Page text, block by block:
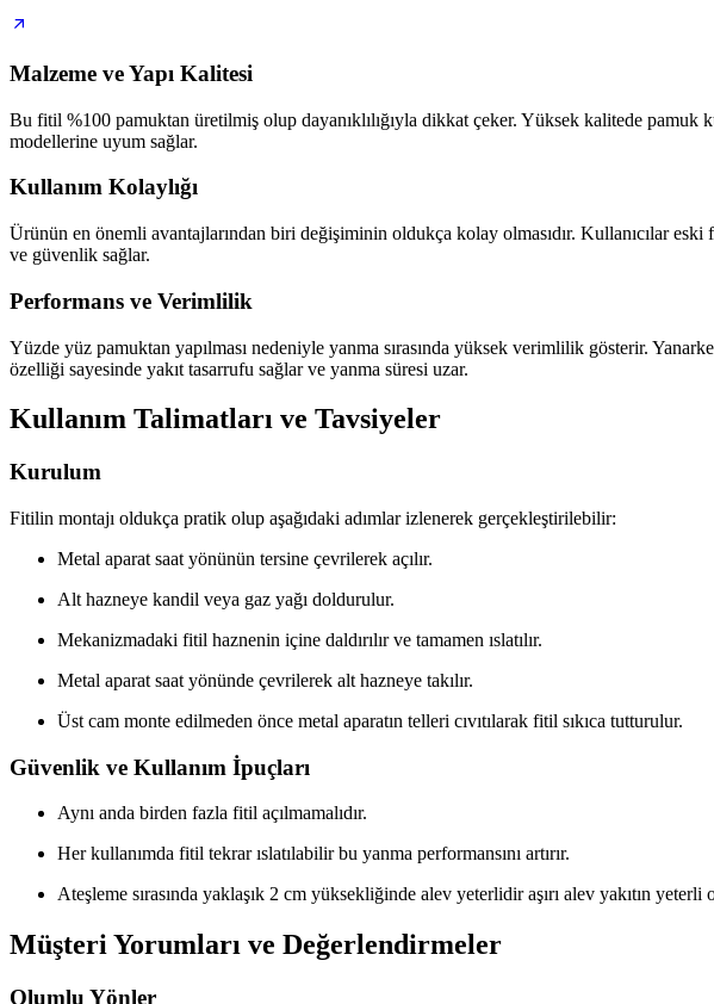
Malzeme ve Yapı Kalitesi
Bu fitil %100 pamuktan üretilmiş olup dayanıklılığıyla dikkat çeker. Yüksek kalitede
modellerine uyum sağlar.
Kullanım Kolaylığı
Ürünün en önemli avantajlarından biri değişiminin oldukça kolay olmasıdır. Kullanıcılar eski
ve güvenlik sağlar.
Performans ve Verimlilik
Yüzde yüz pamuktan yapılması nedeniyle yanma sırasında yüksek verimlilik gösterir.
özelliği sayesinde yakıt tasarrufu sağlar ve yanma süresi uzar.
Kullanım Talimatları ve Tavsiyeler
Kurulum
Fitilin montajı oldukça pratik olup aşağıdaki adımlar izlenerek gerçekleştirilebilir:
Metal aparat saat yönünün tersine çevrilerek açılır.
Alt hazneye kandil veya gaz yağı doldurulur.
Mekanizmadaki fitil haznenin içine daldırılır ve tamamen ıslatılır.
Metal aparat saat yönünde çevrilerek alt hazneye takılır.
Üst cam monte edilmeden önce metal aparatın telleri cıvıtılarak fitil sıkıca tutturulur.
Güvenlik ve Kullanım İpuçları
Aynı anda birden fazla fitil açılmamalıdır.
Her kullanımda fitil tekrar ıslatılabilir bu yanma performansını artırır.
Ateşleme sırasında yaklaşık 2 cm yüksekliğinde alev yeterlidir aşırı alev yakıtın yeterli
Müşteri Yorumları ve Değerlendirmeler
Olumlu Yönler